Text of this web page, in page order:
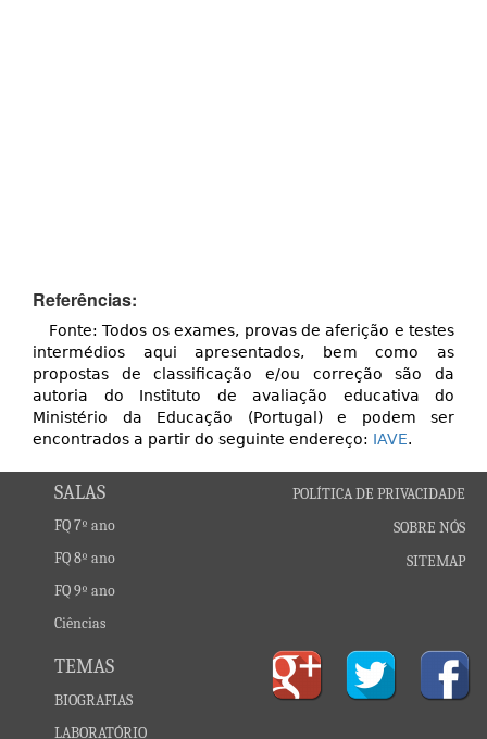
Referências:
Fonte: Todos os exames, provas de aferição e testes
intermédios aqui apresentados, bem como as
propostas de classificação e/ou correção são da
autoria do Instituto de avaliação educativa do
Ministério da Educação (Portugal) e podem ser
encontrados a partir do seguinte endereço: IAVE.
SALAS
FQ 7º ano
FQ 8º ano
FQ 9º ano
Ciências
TEMAS
BIOGRAFIAS
LABORATÓRIO
POLÍTICA DE PRIVACIDADE
SOBRE NÓS
SITEMAP